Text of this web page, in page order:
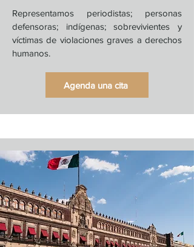
Representamos periodistas; personas
defensoras; indígenas; sobrevivientes y
víctimas de violaciones graves a derechos
humanos.
Agenda una cita